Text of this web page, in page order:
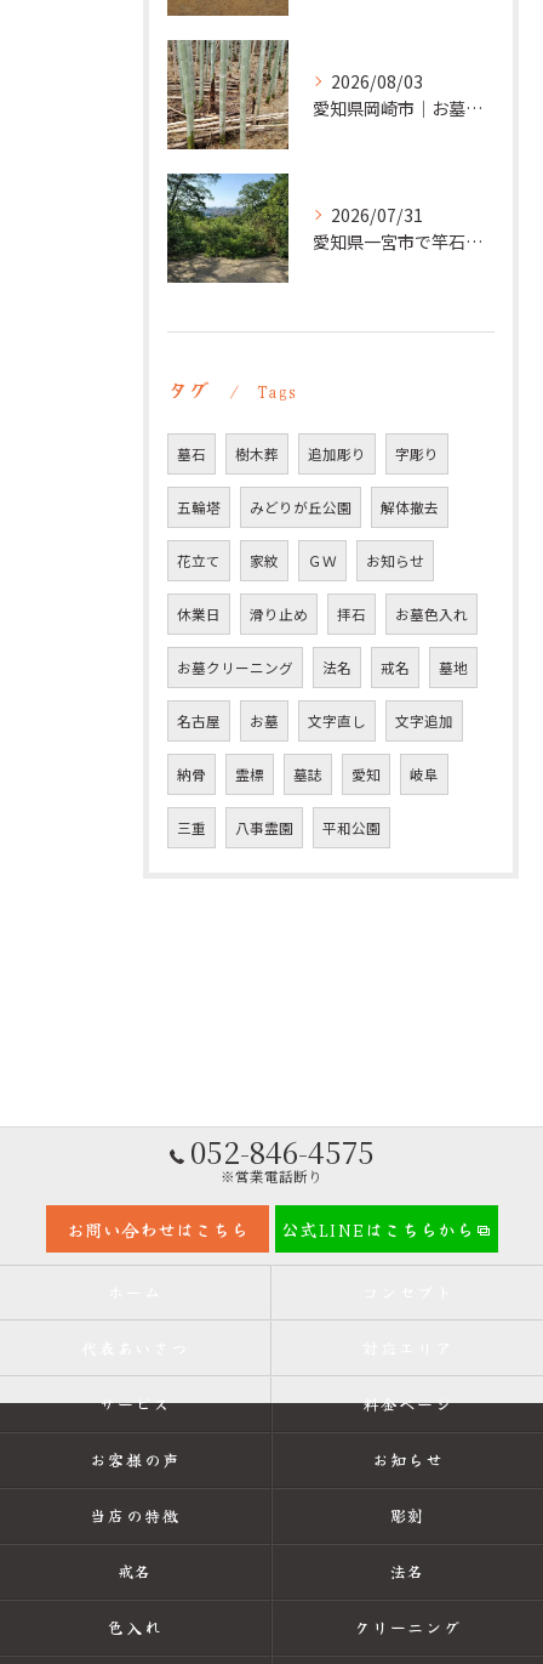
2026/08/03
愛知県岡崎市｜お墓の追加彫り施工例 ｜彫刻本舗
2026/07/31
愛知県一宮市で竿石への追加彫刻｜彫刻本舗
タグ Tags
墓石 樹木葬 追加彫り 字彫り
五輪塔 みどりが丘公園 解体撤去
花立て 家紋 ＧＷ お知らせ
休業日 滑り止め 拝石 お墓色入れ
お墓クリーニング 法名 戒名 墓地
名古屋 お墓 文字直し 文字追加
納骨 霊標 墓誌 愛知 岐阜
三重 八事霊園 平和公園
052-846-4575
※営業電話断り
お問い合わせはこちら 公式LINEはこちらから
サービス 料金ページ
お客様の声 お知らせ
当店の特徴 彫刻
戒名 法名
色入れ クリーニング